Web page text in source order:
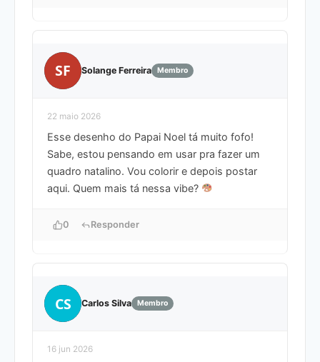
SF Solange Ferreira Membro
22 maio 2026
Esse desenho do Papai Noel tá muito fofo!
Sabe, estou pensando em usar pra fazer um
quadro natalino. Vou colorir e depois postar
aqui. Quem mais tá nessa vibe?
0 Responder
CS Carlos Silva Membro
16 jun 2026